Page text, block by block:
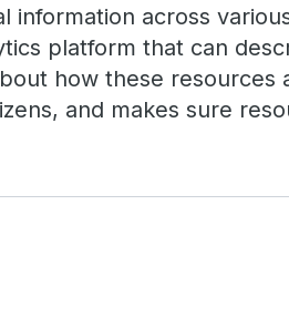
information across
platform that can
how these resources
and makes sure